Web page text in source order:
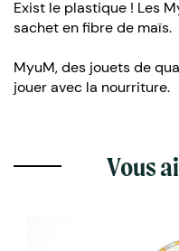
Exist le plastique ! Les
sachet en fibre de maïs.
MyuM, des jouets de
jouer avec la nourriture.
Vous